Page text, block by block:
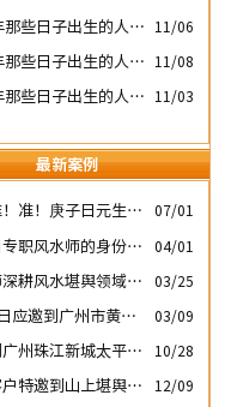
那些日子出生的人会 11/06
那些日子出生的人会 11/08
那些日子出生的人会 11/03
最新案例
准！庚子日元生人
年的运势判断实例
07/01
职风水师的身份应
《星橙网络科技公
5周年庆典
04/01
耕风水堪舆领域四
03/25
应邀到广州市黄埔
友的亲戚堪舆住房风
03/09
州珠江新城太平洋
厦堪舆调理风水
10/28
特邀到山上堪舆其
12/09